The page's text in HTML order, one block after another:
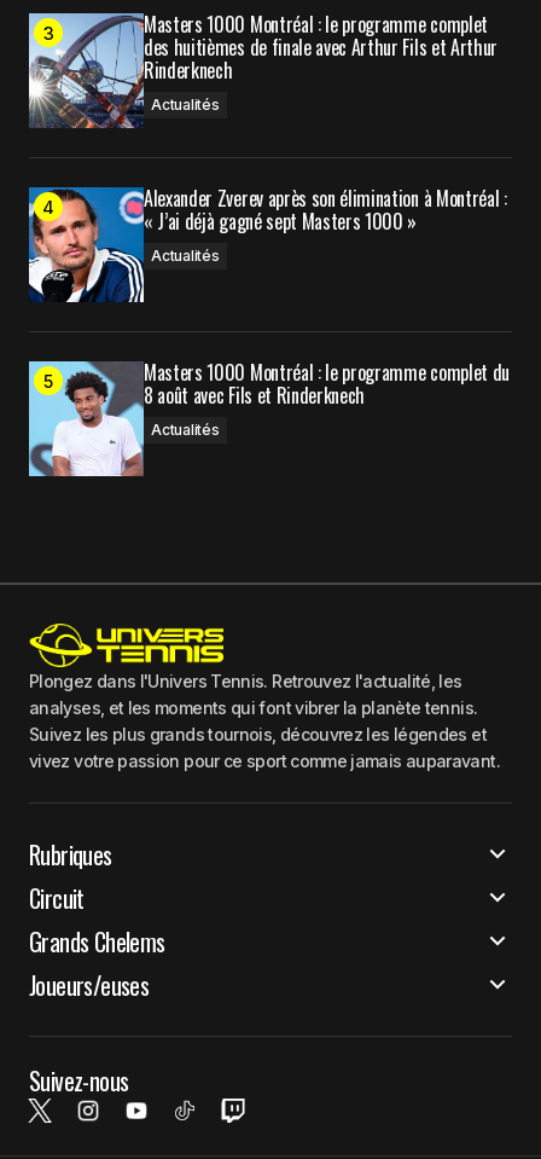
Masters 1000 Montréal : le programme complet
des huitièmes de finale avec Arthur Fils et Arthur
Rinderknech
Actualités
Alexander Zverev après son élimination à Montréal :
« J’ai déjà gagné sept Masters 1000 »
Actualités
Masters 1000 Montréal : le programme complet du
8 août avec Fils et Rinderknech
Actualités
Plongez dans l'Univers Tennis. Retrouvez l'actualité, les
analyses, et les moments qui font vibrer la planète tennis.
Suivez les plus grands tournois, découvrez les légendes et
vivez votre passion pour ce sport comme jamais auparavant.
Rubriques
Circuit
Grands Chelems
Joueurs/euses
Suivez-nous